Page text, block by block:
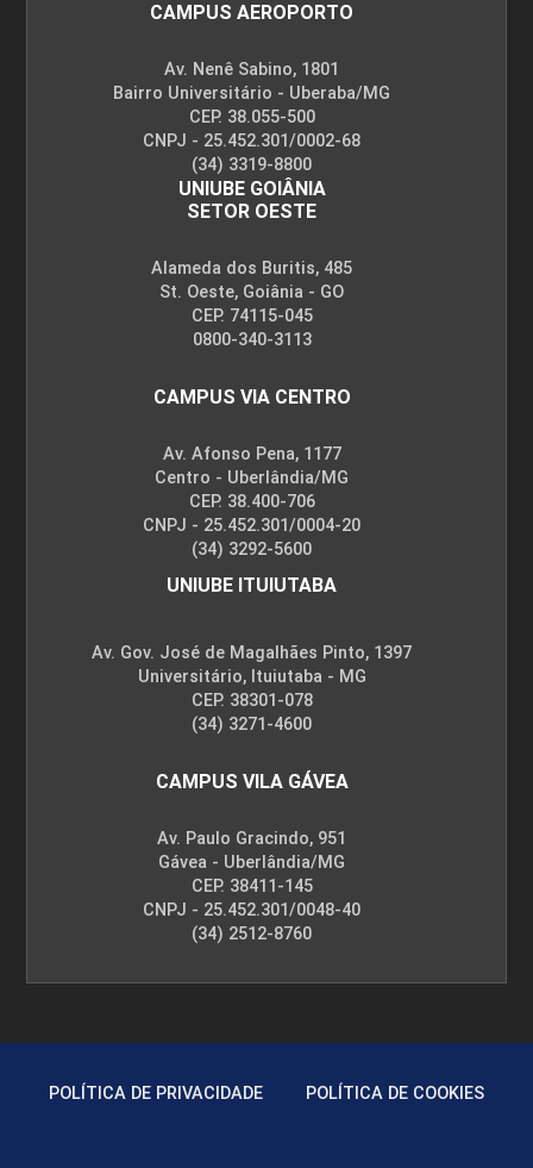
CAMPUS AEROPORTO
Av. Nenê Sabino, 1801
Bairro Universitário - Uberaba/MG
CEP. 38.055-500
CNPJ - 25.452.301/0002-68
(34) 3319-8800
UNIUBE GOIÂNIA
SETOR OESTE
Alameda dos Buritis, 485
St. Oeste, Goiânia - GO
CEP. 74115-045
0800-340-3113
CAMPUS VIA CENTRO
Av. Afonso Pena, 1177
Centro - Uberlândia/MG
CEP. 38.400-706
CNPJ - 25.452.301/0004-20
(34) 3292-5600
UNIUBE ITUIUTABA
Av. Gov. José de Magalhães Pinto, 1397
Universitário, Ituiutaba - MG
CEP. 38301-078
(34) 3271-4600
CAMPUS VILA GÁVEA
Av. Paulo Gracindo, 951
Gávea - Uberlândia/MG
CEP. 38411-145
CNPJ - 25.452.301/0048-40
(34) 2512-8760
POLÍTICA DE PRIVACIDADE POLÍTICA DE COOKIES